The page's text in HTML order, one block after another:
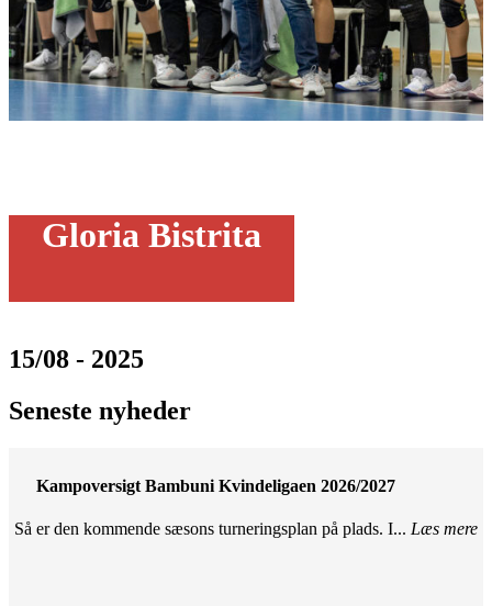
Gloria Bistrita
15/08 - 2025
Seneste nyheder
Kampoversigt Bambuni Kvindeligaen 2026/2027
Så er den kommende sæsons turneringsplan på plads. I... Læs mere